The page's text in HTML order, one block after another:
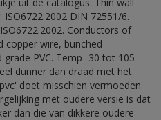
DIN 72551/6.
Conductors of
copper wire, bunched
PVC. Temp -30 tot 105
dunner dan draad met het
doet misschien vermoeden
met oudere versie is dat
dan die van dikkere oudere